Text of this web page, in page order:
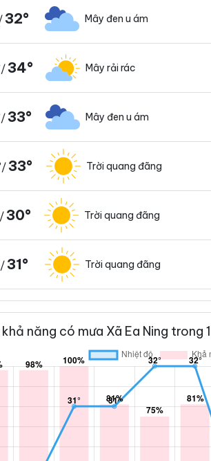
32° Mây đen u ám
/34° Mây rải rác
/33° Mây đen u ám
/33° Trời quang đãng
/30° Trời quang đãng
/31° Trời quang đãng
năng có mưa Xã Ea Ning trong